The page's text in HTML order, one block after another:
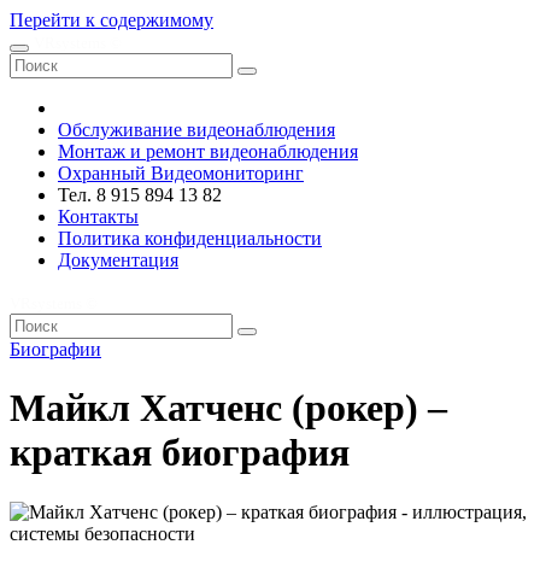
Перейти к содержимому
Обслуживание видеонаблюдения
Монтаж и ремонт видеонаблюдения
Охранный Видеомониторинг
Тел. 8 915 894 13 82
Контакты
Политика конфиденциальности
Документация
Биографии
Майкл Хатченс (рокер) –
краткая биография